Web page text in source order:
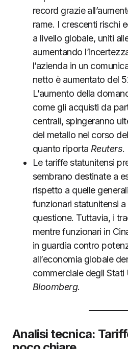
record grazie
rame. I crescenti rischi
a livello globale, uniti
aumentando
l’azienda in un
netto è aumentato del
L’aumento della
come gli acquisti da
centrali, spingeranno
del metallo nel corso
quanto riporta Reuters.
Le tariffe statunitensi
sembrano destinate a
rispetto a quelle
funzionari statunitensi
questione. Tuttavia, i
mentre funzionari in
in guardia contro
all’economia globale
commerciale degli Stati
Bloomberg.
Analisi tecnica: